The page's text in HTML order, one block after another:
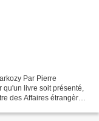
Par Pierre
livre soit présenté,
des Affaires étrangères